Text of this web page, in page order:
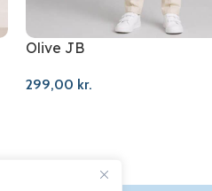
Olive JB
299,00 kr.